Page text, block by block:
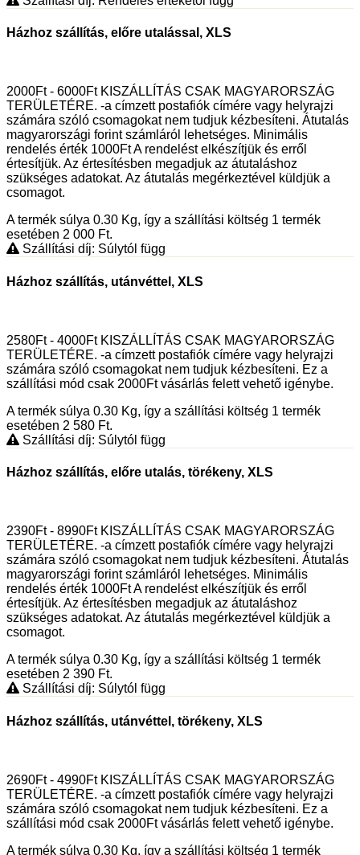
Házhoz szállítás, előre utalással, XLS
2000Ft - 6000Ft KISZÁLLÍTÁS CSAK MAGYARORSZÁG
TERÜLETÉRE. -a címzett postafiók címére vagy helyrajzi
számára szóló csomagokat nem tudjuk kézbesíteni. Átutalás
magyarországi forint számláról lehetséges. Minimális
rendelés érték 1000Ft A rendelést elkészítjük és erről
értesítjük. Az értesítésben megadjuk az átutaláshoz
szükséges adatokat. Az átutalás megérkeztével küldjük a
csomagot.
A termék súlya 0.30 Kg, így a szállítási költség 1 termék
esetében 2 000 Ft.
Szállítási díj: Súlytól függ
Házhoz szállítás, utánvéttel, XLS
2580Ft - 4000Ft KISZÁLLÍTÁS CSAK MAGYARORSZÁG
TERÜLETÉRE. -a címzett postafiók címére vagy helyrajzi
számára szóló csomagokat nem tudjuk kézbesíteni. Ez a
szállítási mód csak 2000Ft vásárlás felett vehető igénybe.
A termék súlya 0.30 Kg, így a szállítási költség 1 termék
esetében 2 580 Ft.
Szállítási díj: Súlytól függ
Házhoz szállítás, előre utalás, törékeny, XLS
2390Ft - 8990Ft KISZÁLLÍTÁS CSAK MAGYARORSZÁG
TERÜLETÉRE. -a címzett postafiók címére vagy helyrajzi
számára szóló csomagokat nem tudjuk kézbesíteni. Átutalás
magyarországi forint számláról lehetséges. Minimális
rendelés érték 1000Ft A rendelést elkészítjük és erről
értesítjük. Az értesítésben megadjuk az átutaláshoz
szükséges adatokat. Az átutalás megérkeztével küldjük a
csomagot.
A termék súlya 0.30 Kg, így a szállítási költség 1 termék
esetében 2 390 Ft.
Szállítási díj: Súlytól függ
Házhoz szállítás, utánvéttel, törékeny, XLS
2690Ft - 4990Ft KISZÁLLÍTÁS CSAK MAGYARORSZÁG
TERÜLETÉRE. -a címzett postafiók címére vagy helyrajzi
számára szóló csomagokat nem tudjuk kézbesíteni. Ez a
szállítási mód csak 2000Ft vásárlás felett vehető igénybe.
A termék súlya 0.30 Kg, így a szállítási költség 1 termék